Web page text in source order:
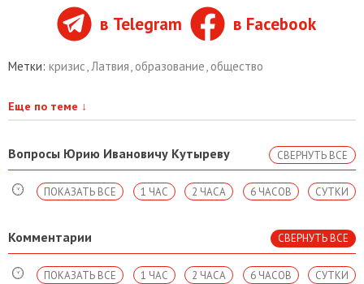
в Telegram в Facebook
Метки: кризис,Латвия, образование, общество
Еще по теме ↓
Вопросы Юрию Ивановичу Кутыреву СВЕРНУТЬ ВСЕ
СУТКИ
6 ЧАСОВ
2 ЧАСА
1 ЧАС
ПОКАЗАТЬ ВСЕ
Комментарии СВЕРНУТЬ ВСЕ
СУТКИ
6 ЧАСОВ
2 ЧАСА
1 ЧАС
ПОКАЗАТЬ ВСЕ